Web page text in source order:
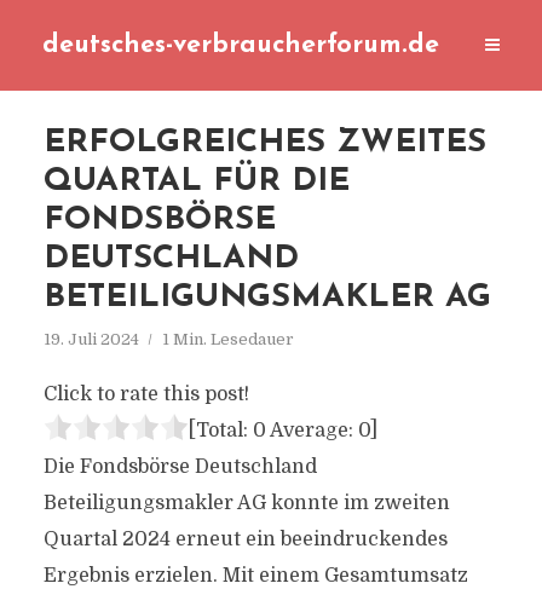
deutsches-verbraucherforum.de
ERFOLGREICHES ZWEITES
QUARTAL FÜR DIE
FONDSBÖRSE
DEUTSCHLAND
BETEILIGUNGSMAKLER AG
19. Juli 2024 1 Min. Lesedauer
Click to rate this post!
[Total: 0 Average: 0]
Die Fondsbörse Deutschland
Beteiligungsmakler AG konnte im zweiten
Quartal 2024 erneut ein beeindruckendes
Ergebnis erzielen. Mit einem Gesamtumsatz